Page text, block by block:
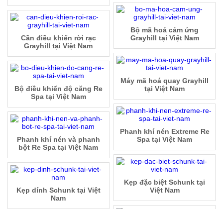
Bộ mã hoá cảm ứng
Grayhill tại Việt Nam
Cần điều khiển rời rạc
Grayhill tại Việt Nam
Máy mã hoá quay Grayhill
tại Việt Nam
Bộ điều khiển độ căng Re
Spa tại Việt Nam
Phanh khí nén Extreme Re
Spa tại Việt Nam
Phanh khí nén và phanh
bột Re Spa tại Việt Nam
Kẹp đặc biệt Schunk tại
Việt Nam
Kẹp dính Schunk tại Việt
Nam